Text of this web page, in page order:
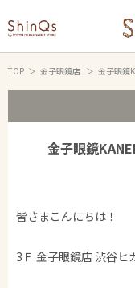
TOP 金子眼鏡店 金子眼鏡
金子眼鏡
皆さまこんにちは！
3Ｆ 金子眼鏡店 渋谷ヒ